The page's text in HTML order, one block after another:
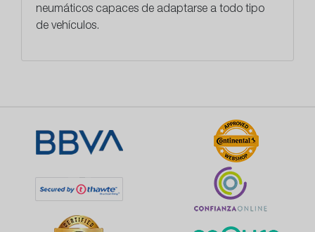
neumáticos capaces de adaptarse a todo tipo
de vehículos.